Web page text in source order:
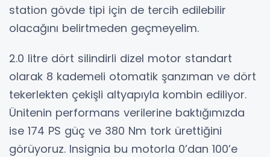
station gövde tipi için de tercih edilebilir
olacağını belirtmeden geçmeyelim.
2.0 litre dört silindirli dizel motor standart
olarak 8 kademeli otomatik şanzıman ve dört
tekerlekten çekişli altyapıyla kombin ediliyor.
Ünitenin performans verilerine baktığımızda
ise 174 PS güç ve 380 Nm tork ürettiğini
görüyoruz. Insignia bu motorla 0’dan 100’e